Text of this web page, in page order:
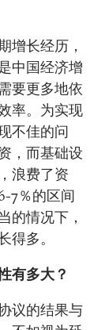
增长经历，
中国经济增
要更多地依
率。为实现
不佳的问
，而基础设
浪费了资
7％的区间
的情况下，
得多。
有多大？
议的结果与